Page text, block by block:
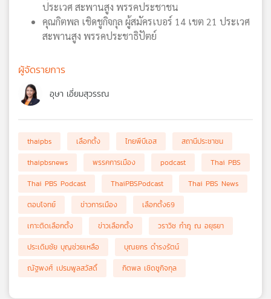
ประเวศ สะพานสูง พรรคประชาชน
คุณกิตพล เชิดชูกิจกุล ผู้สมัครเบอร์ 14 เขต 21 ประเวศ
สะพานสูง พรรคประชาธิปัตย์
ผู้จัดรายการ
อุษา เอี่ยมสุวรรณ
thaipbs เลือกตั้ง ไทยพีบีเอส
สถานีประชาชน
thaipbsnews
พรรคการเมือง podcast
Thai PBS
Thai PBS Podcast
ThaiPBSPodcast
Thai PBS News
ตอบโจทย์
ข่าวการเมือง
เลือกตั้ง69
เกาะติดเลือกตั้ง
ข่าวเลือกตั้ง
วราวิช กำภู ณ อยุธยา
ประเดิมชัย บุญช่วยเหลือ
บุณยกร ดำรงรัตน์
ณัฐพงศ์ เปรมพูลสวัสดิ์
กิตพล เชิดชูกิจกุล